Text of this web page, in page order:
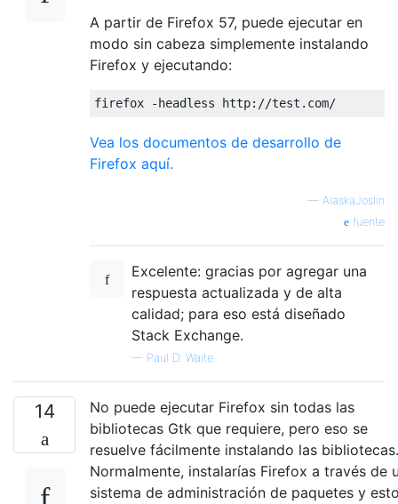
A partir de Firefox 57, puede ejecutar en
modo sin cabeza simplemente instalando
Firefox y ejecutando:
Vea los documentos de desarrollo de
Firefox aquí.
— AlaskaJoslin
fuente
Excelente: gracias por agregar una
respuesta actualizada y de alta
calidad; para eso está diseñado
Stack Exchange.
— Paul D. Waite
14
No puede ejecutar Firefox sin todas las
bibliotecas Gtk que requiere, pero eso se
resuelve fácilmente instalando las bibliotecas.
Normalmente, instalarías Firefox a través de
sistema de administración de paquetes y